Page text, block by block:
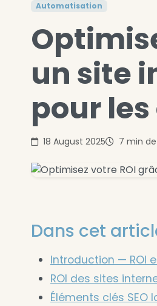
Automatisation
un site
pour
18 August 2025 7 min
Dans cet
Introduction — ROI
ROI des sites
Éléments clés